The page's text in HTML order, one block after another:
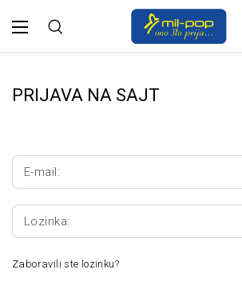
PRIJAVA NA SAJT
E-mail:
Lozinka:
Zaboravili ste lozinku?